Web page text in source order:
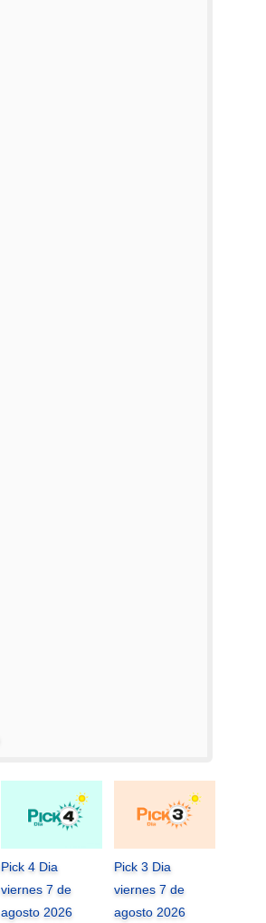
Pick 4 Dia
viernes 7 de
agosto 2026
Pick 3 Dia
viernes 7 de
agosto 2026